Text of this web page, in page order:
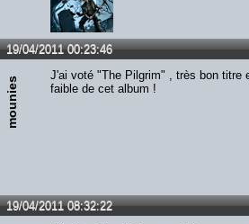
19/04/2011 00:23:46
mounies
J'ai voté "The Pilgrim" , très bon titre
faible de cet album !
19/04/2011 08:32:22